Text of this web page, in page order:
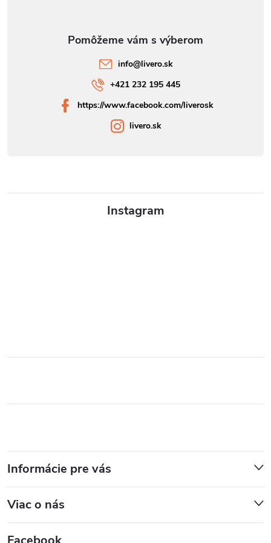
Instagram
Informácie pre vás
Viac o nás
info@livero.sk
+421 232 195 445
https://www.facebook.com/liverosk
livero.sk